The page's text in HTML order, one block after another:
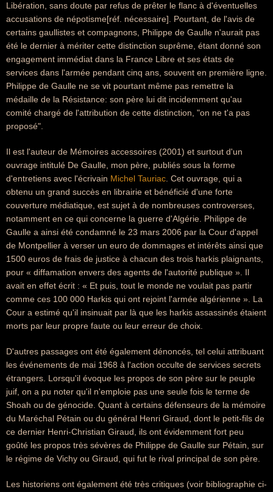
Libération, sans doute par refus de prêter le flanc à d'éventuelles
accusations de népotisme[réf. nécessaire]. Pourtant, de l'avis de
certains gaullistes et compagnons, Philippe de Gaulle n'aurait pas
été le dernier à mériter cette distinction suprême, étant donné son
engagement immédiat dans la France Libre et ses états de
services dans l'armée pendant cinq ans, souvent en première ligne.
Philippe de Gaulle ne se vit pourtant même pas remettre la
médaille de la Résistance: son père lui dit incidemment qu'au
comité chargé de l'attribution de cette distinction, "on ne t'a pas
proposé".
Il est l'auteur de Mémoires accessoires (2001) et surtout d'un
ouvrage intitulé De Gaulle, mon père, publiés sous la forme
d'entretiens avec l'écrivain Michel Tauriac . Cet ouvrage, qui a
obtenu un grand succès en librairie et bénéficié d'une forte
couverture médiatique, est sujet à de nombreuses controverses,
notamment en ce qui concerne la guerre d'Algérie. Philippe de
Gaulle a ainsi été condamné le 23 mars 2006 par la Cour d'appel
de Montpellier à verser un euro de dommages et intérêts ainsi que
1500 euros de frais de justice à chacun des trois harkis plaignants,
pour « diffamation envers des agents de l'autorité publique ». Il
avait en effet écrit : « Et puis, tout le monde ne voulait pas partir
comme ces 100 000 Harkis qui ont rejoint l'armée algérienne ». La
Cour a estimé qu'il insinuait par là que les harkis assassinés étaient
morts par leur propre faute ou leur erreur de choix.
D'autres passages ont été également dénoncés, tel celui attribuant
les événements de mai 1968 à l'action occulte de services secrets
étrangers. Lorsqu'il évoque les propos de son père sur le peuple
juif, on a pu noter qu'il n'emploie pas une seule fois le terme de
Shoah ou de génocide. Quant à certains défenseurs de la mémoire
du Maréchal Pétain ou du général Henri Giraud, dont le petit-fils de
ce dernier Henri-Christian Giraud, ils ont évidemment fort peu
goûté les propos très sévères de Philippe de Gaulle sur Pétain, sur
le régime de Vichy ou Giraud, qui fut le rival principal de son père.
Les historiens ont également été très critiques (voir bibliographie ci-